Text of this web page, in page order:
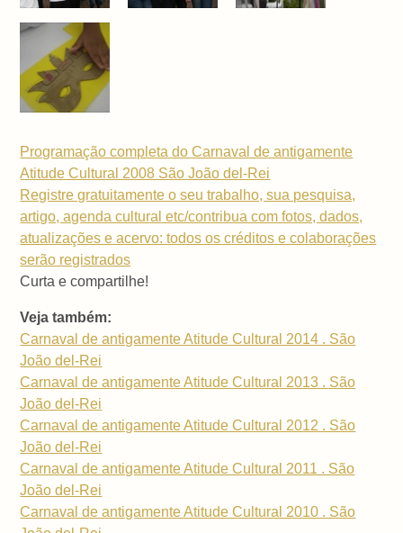
Programação completa do Carnaval de antigamente
Atitude Cultural 2008 São João del-Rei
Registre gratuitamente o seu trabalho, sua pesquisa,
artigo, agenda cultural etc/contribua com fotos, dados,
atualizações e acervo: todos os créditos e colaborações
serão registrados
Curta e compartilhe!
Veja também:
Carnaval de antigamente Atitude Cultural 2014 . São
João del-Rei
Carnaval de antigamente Atitude Cultural 2013 . São
João del-Rei
Carnaval de antigamente Atitude Cultural 2012 . São
João del-Rei
Carnaval de antigamente Atitude Cultural 2011 . São
João del-Rei
Carnaval de antigamente Atitude Cultural 2010 . São